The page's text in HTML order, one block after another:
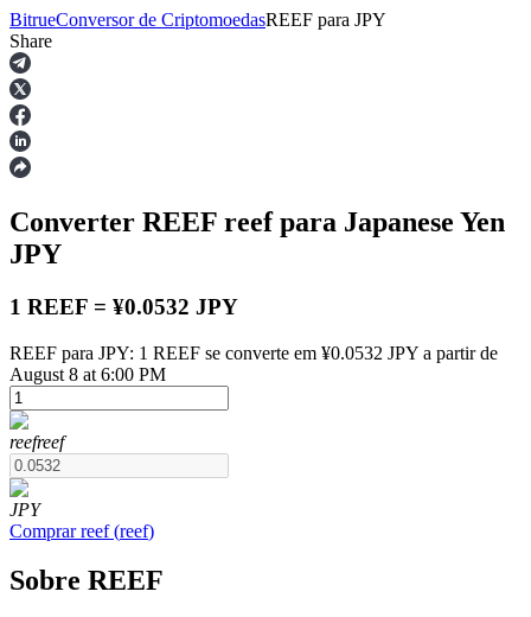
Futuros
Futuros de USDT
BitrueConversor de CriptomoedasREEF para JPY
Share
Converter REEF reefpara Japanese Yen
JPY
1 REEF = ¥0.0532 JPY
REEF para JPY: 1 REEF se converte em ¥0.0532 JPY a partir de
August 8 at 6:00 PM
reefreef
JPY
Comprar reef(reef)
Sobre REEF